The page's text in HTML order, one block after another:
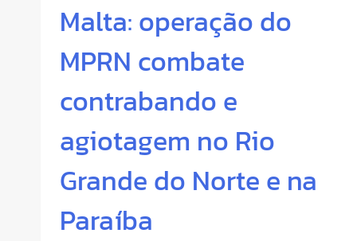
Malta: operação do
MPRN combate
contrabando e
agiotagem no Rio
Grande do Norte e na
Paraíba